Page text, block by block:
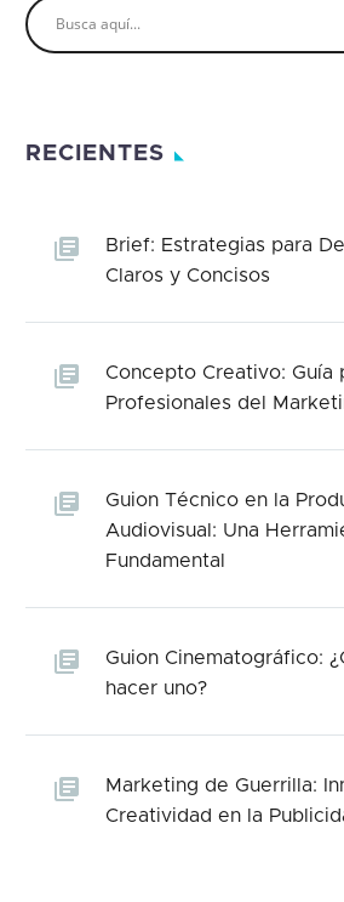
RECIENTES
Brief: Estrategias para
Claros y Concisos
Concepto Creativo: Guía
Profesionales del
Guion Técnico en la
Audiovisual: Una
Fundamental
Guion Cinematográfico:
hacer uno?
Marketing de Guerrilla:
Creatividad en la